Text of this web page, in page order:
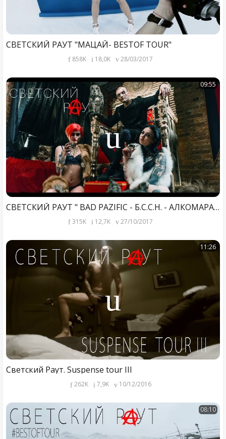
СВЕТСКИЙ РАУТ "МАЦАЙ- BESTOF TOUR"
858K 18,0K 28/03/2017
09:55
СВЕТСКИЙ РАУТ " BAD PAZIFIC - Б.С.С.Н. - АЛКОМАРАФОН - ТАНЦУЙ НА КОСТЯХ"
315K 12,7K 27/10/2017
11:26
Светский Раут. Suspense tour III
262K 7,9K 10/12/2016
08:10